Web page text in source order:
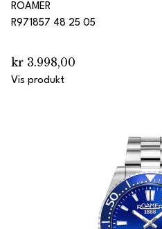
ROAMER
R971857 48 25 05
kr 3.998,00
Vis produkt